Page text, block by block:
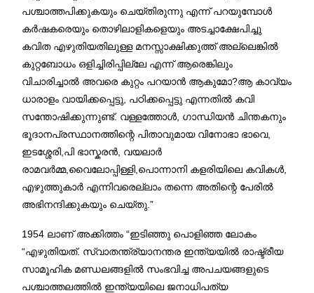
പശ്ചാത്തപിക്കുകയും ചെയ്തിരുന്നു എന്ന് പറയുമ്പോൾ
കർഷകരെയും തൊഴിലാളികളെയും അടച്ചാക്ഷേപിച്ചു
കവിത എഴുതിയതിലുള്ള മനസ്സാക്ഷിക്കുത്ത് അല്ലെങ്കിൽ
കുറ്റബോധം ഒളിച്ചിരിപ്പില്ലേ എന്ന് ആരെങ്കിലും
വിചാരിച്ചാൽ അവരെ കുറ്റം പറയാൻ ആകുമോ?ആ കാവ്യം
ധാരാളം വായിക്കപ്പെട്ടു, പഠിക്കപ്പെട്ടു എന്നതിൽ കവി
സന്തോഷിക്കുന്നുണ്ട്. വള്ളത്തോൾ, ഗാന്ധിയൻ ചിന്തകനും
ഭൂദാനപ്രസ്ഥാനത്തിന്റെ പിതാവുമായ വിനോഭാ ഭാവെ,
ഇടശ്ശേരി,പി ഭാസ്കരൻ, വയലാർ
രാമവർമ്മ,വൈലോപ്പിള്ളി,പൊന്നാനി കളരിയിലെ കവികൾ,
എഴുത്തുകാർ എന്നിവരെല്ലാം തന്നെ അതിന്റെ പേരിൽ
അഭിനന്ദിക്കുകയും ചെയ്തു.”
1954 ലാണ് അക്കിത്തം “ഇടിഞ്ഞു പൊളിഞ്ഞ ലോകം
“എഴുതിയത്. സ്വാതന്ത്ര്യാനന്തര ഇന്ത്യയിൽ രാഷ്ട്രീയ
സാമൂഹിക മണ്ഡലങ്ങളിൽ സംഭവിച്ച അപചയങ്ങളുടെ
പശ്ചാത്തലത്തിൽ ഇന്ത്യയിലെ ജനാധിപത്യ